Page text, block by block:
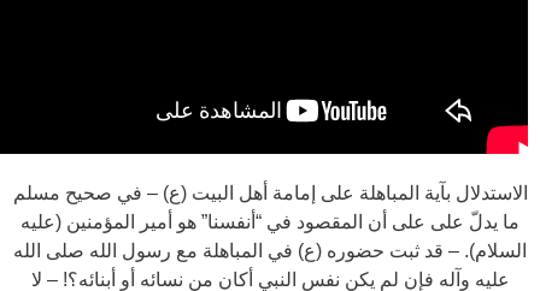
الاستدلال بآية المباهلة على إمامة أهل البيت (ع) – في صحيح مسلم
ما يدلّ على على أن المقصود في “أنفسنا” هو أمير المؤمنين (عليه
السلام). – قد ثبت حضوره (ع) في المباهلة مع رسول الله صلى الله
عليه وآله فإن لم يكن نفس النبي أكان من نسائه أو أبنائه؟! – لا